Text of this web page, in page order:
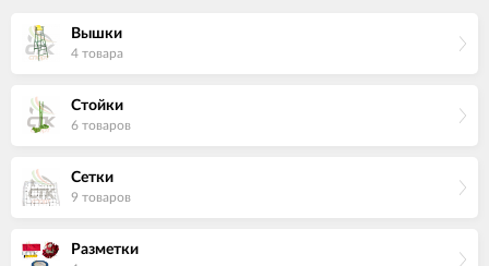
Вышки
4 товара
Стойки
6 товаров
Сетки
9 товаров
Разметки